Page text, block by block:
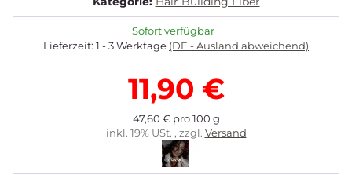
Sofort verfügbar
Lieferzeit: 1 - 3 Werktage (DE - Ausland abweichend)
11,90 €
47,60 € pro 100 g
inkl. 19% USt. , zzgl. Versand